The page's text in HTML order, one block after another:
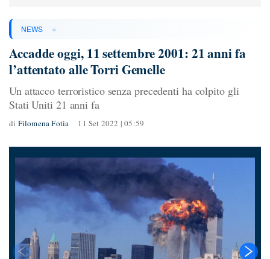
NEWS »
Accadde oggi, 11 settembre 2001: 21 anni fa
l’attentato alle Torri Gemelle
Un attacco terroristico senza precedenti ha colpito gli
Stati Uniti 21 anni fa
di Filomena Fotia 11 Set 2022 | 05:59